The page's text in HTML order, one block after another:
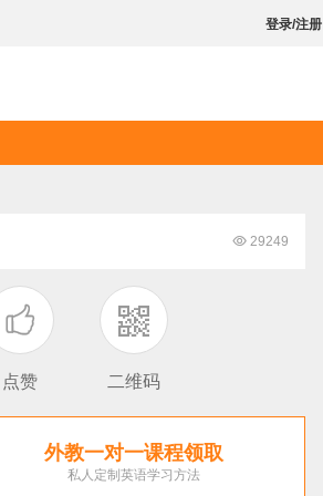
登录/注册
 29249

点赞 二维码
外教一对一课程领取
私人定制英语学习方法